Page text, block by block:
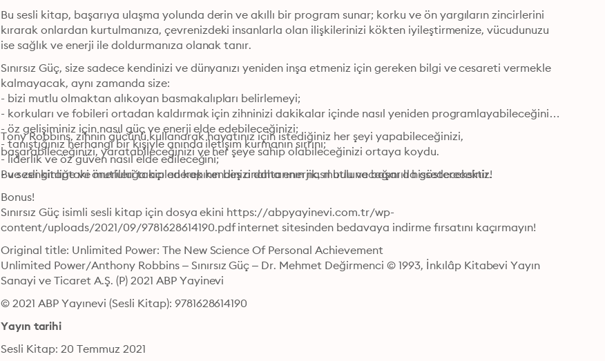
Bu sesli kitap, başarıya ulaşma yolunda derin ve akıllı bir program sunar; korku ve ön yargıların zincirlerini
kırarak onlardan kurtulmanıza, çevrenizdeki insanlarla olan ilişkilerinizi kökten iyileştirmenize, vücudunuzu
ise sağlık ve enerji ile doldurmanıza olanak tanır.
Sınırsız Güç, size sadece kendinizi ve dünyanızı yeniden inşa etmeniz için gereken bilgi ve cesareti vermekle
kalmayacak, aynı zamanda size:
- bizi mutlu olmaktan alıkoyan basmakalıpları belirlemeyi;
- korkuları ve fobileri ortadan kaldırmak için zihninizi dakikalar içinde nasıl yeniden programlayabileceğinizi;
- öz gelişiminiz için nasıl güç ve enerji elde edebileceğinizi;
- tanıştığınız herhangi bir kişiyle anında iletişim kurmanın sırrını;
- liderlik ve öz güven nasıl elde edileceğini;
- ve zenginliğe ve mutluluğa açılan kapının beş anahtarının nasıl bulunacağını da gösterecektir.
Tony Robbins, zihnin gücünü kullanarak hayatınız için istediğiniz her şeyi yapabileceğinizi,
başarabileceğinizi, yaratabileceğinizi ve her şeye sahip olabileceğinizi ortaya koydu.
Bu sesli kitaptaki önerileri takip ederek kendinizi daha enerjik, mutlu ve başarılı hissedeceksiniz!
Bonus!
Sınırsız Güç isimli sesli kitap için dosya ekini https://abpyayinevi.com.tr/wp-
content/uploads/2021/09/9781628614190.pdf internet sitesinden bedavaya indirme fırsatını kaçırmayın!
Original title: Unlimited Power: The New Science Of Personal Achievement
Unlimited Power/Anthony Robbins – Sınırsız Güç – Dr. Mehmet Değirmenci © 1993, İnkılâp Kitabevi Yayın
Sanayi ve Ticaret A.Ş. (P) 2021 ABP Yayinevi
© 2021 ABP Yayınevi (Sesli Kitap): 9781628614190
Yayın tarihi
Sesli Kitap: 20 Temmuz 2021